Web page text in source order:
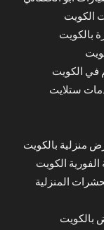
الكويت
بالكويت
في الكويت
ستلايت
منزلية بالكويت
الكويت
المنزلية
بالكويت